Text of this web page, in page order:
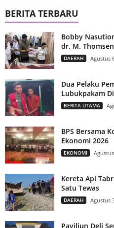
BERITA TERBARU
Bobby
dr. M.
DAERAH Agustus
Dua Pelaku
Lubukpakam
BERITA UTAMA
BPS Bersama
Ekonomi 2026
EKONOMI
Kereta Api
Satu Tewas
DAERAH Agustus
Paviliun Deli